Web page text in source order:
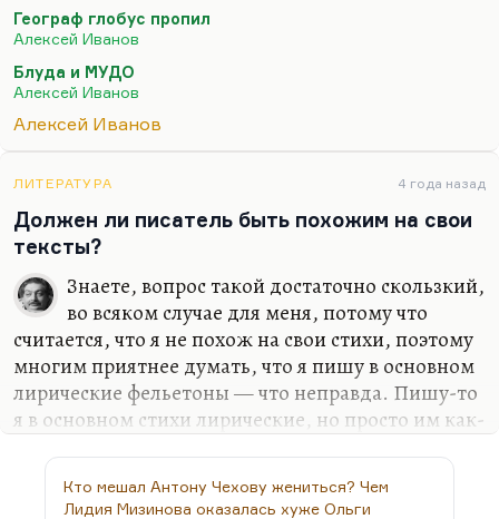
вот в «Сердце Пармы»; но во многих это и такой
Крови». А вот то, что герою не дают — это
может, ему неинтересно с ними. И вот отсюда это
как раз ничего не выходит.
Географ глобус пропил
Алексей Иванов
Блуда и МУДО
Алексей Иванов
Алексей Иванов
ЛИТЕРАТУРА 4 года назад
Должен ли писатель быть похожим на свои
тексты?
Знаете, вопрос такой достаточно скользкий,
во всяком случае для меня, потому что
считается, что я не похож на свои стихи, поэтому
многим приятнее думать, что я пишу в основном
лирические фельетоны — что неправда. Пишу-то
я в основном стихи лирические, но просто им как-
настолько не похожий на лирического поэта, а
берёт и пишет лирику лучше, чем они.
Кто мешал Антону Чехову жениться? Чем
Лидия Мизинова оказалась хуже Ольги